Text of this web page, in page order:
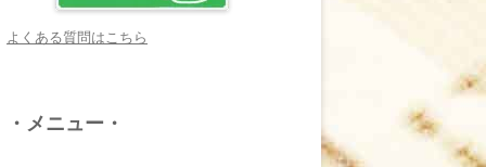
電子オルガンプレーヤ
ともっともっと音楽大好
よくある質問はこちら
・メニュー・